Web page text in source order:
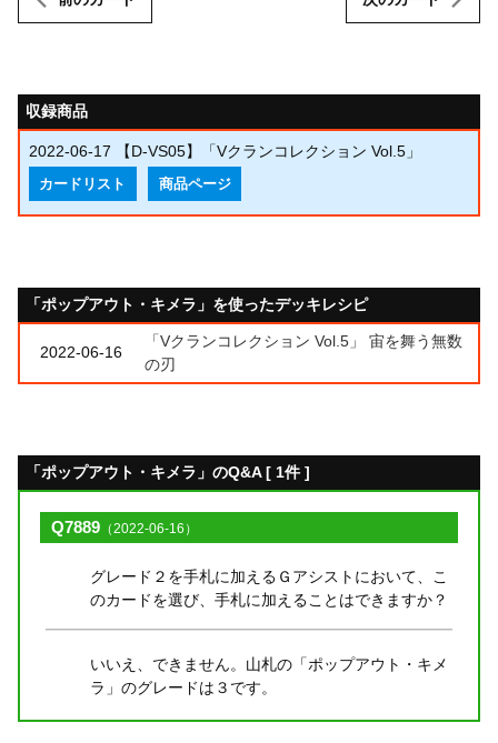
収録商品
2022-06-17 【D-VS05】「Vクランコレクション Vol.5」
カードリスト 商品ページ
「ポップアウト・キメラ」を使ったデッキレシピ
2022-06-16
「Vクランコレクション Vol.5」 宙を舞う無数
の刃
「ポップアウト・キメラ」のQ&A [ 1件 ]
Q7889 （2022-06-16）
グレード２を手札に加えるＧアシストにおいて、こ
のカードを選び、手札に加えることはできますか？
いいえ、できません。山札の「ポップアウト・キメ
ラ」のグレードは３です。